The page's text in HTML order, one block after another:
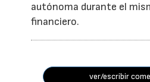
autónoma durante el
financiero.
ver/escribir